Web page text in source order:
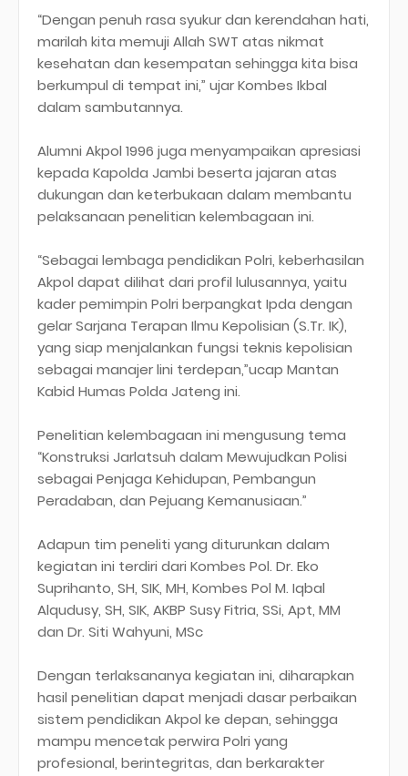
“Dengan penuh rasa syukur dan kerendahan hati,
marilah kita memuji Allah SWT atas nikmat
kesehatan dan kesempatan sehingga kita bisa
berkumpul di tempat ini,” ujar Kombes Ikbal
dalam sambutannya.
Alumni Akpol 1996 juga menyampaikan apresiasi
kepada Kapolda Jambi beserta jajaran atas
dukungan dan keterbukaan dalam membantu
pelaksanaan penelitian kelembagaan ini.
“Sebagai lembaga pendidikan Polri, keberhasilan
Akpol dapat dilihat dari profil lulusannya, yaitu
kader pemimpin Polri berpangkat Ipda dengan
gelar Sarjana Terapan Ilmu Kepolisian (S.Tr. IK),
yang siap menjalankan fungsi teknis kepolisian
sebagai manajer lini terdepan,”ucap Mantan
Kabid Humas Polda Jateng ini.
Penelitian kelembagaan ini mengusung tema
“Konstruksi Jarlatsuh dalam Mewujudkan Polisi
sebagai Penjaga Kehidupan, Pembangun
Peradaban, dan Pejuang Kemanusiaan.”
Adapun tim peneliti yang diturunkan dalam
kegiatan ini terdiri dari Kombes Pol. Dr. Eko
Suprihanto, SH, SIK, MH, Kombes Pol M. Iqbal
Alqudusy, SH, SIK, AKBP Susy Fitria, SSi, Apt, MM
dan Dr. Siti Wahyuni, MSc
Dengan terlaksananya kegiatan ini, diharapkan
hasil penelitian dapat menjadi dasar perbaikan
sistem pendidikan Akpol ke depan, sehingga
mampu mencetak perwira Polri yang
profesional, berintegritas, dan berkarakter